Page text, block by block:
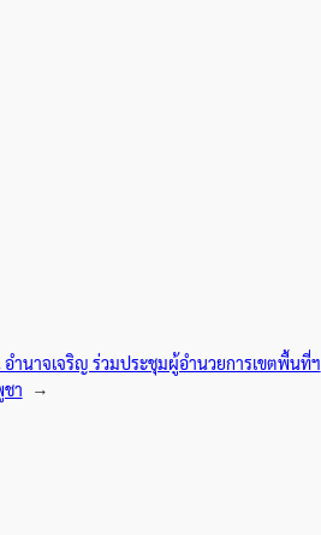
ำนาจเจริญ ร่วมประชุมผู้อำนวยการเขตพื้นที่ฯ
า
→